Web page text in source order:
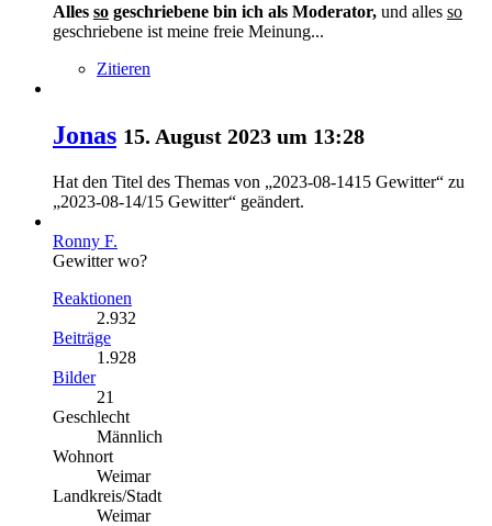
Alles so geschriebene bin ich als Moderator, und alles so
geschriebene ist meine freie Meinung...
Zitieren
Jonas 15. August 2023 um 13:28
Hat den Titel des Themas von „2023-08-1415 Gewitter“ zu
„2023-08-14/15 Gewitter“ geändert.
Ronny F.
Gewitter wo?
Reaktionen
2.932
Beiträge
1.928
Bilder
21
Geschlecht
Männlich
Wohnort
Weimar
Landkreis/Stadt
Weimar